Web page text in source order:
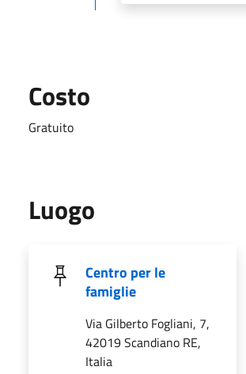
Costo
Gratuito
Luogo
Centro per le
famiglie
Via Gilberto Fogliani, 7,
42019 Scandiano RE,
Italia